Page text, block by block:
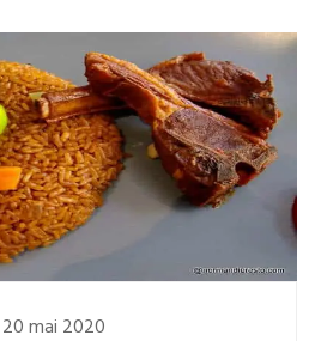
20 mai 2020